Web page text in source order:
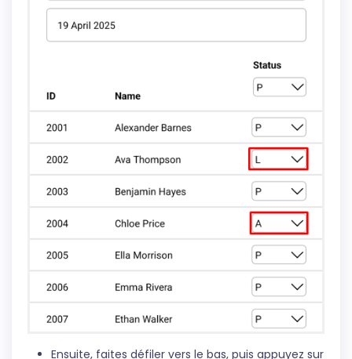
Ensuite, faites défiler vers le bas, puis appuyez sur